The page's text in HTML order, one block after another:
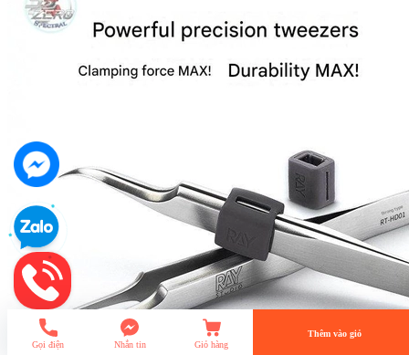
Phụ kiện EW Hyper Mega Bazooka launcher RG
HG 1/144 Nu HiNu Effect wing
Tiến Hành Thanh Toán
Gọi điện Nhắn tin Giỏ hàng
Thêm vào giỏ